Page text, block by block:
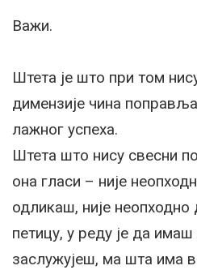
Важи.
Штета је што при том
димензије чина
лажног успеха.
Штета што нису свесни
она гласи – није
одликаш, није неопходно
петицу, у реду је да
заслужујеш, ма шта има